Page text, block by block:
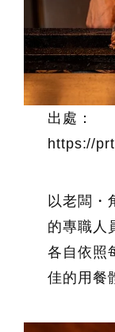
出處：
https://
以老闆・
的專職人
各自依照
佳的用餐